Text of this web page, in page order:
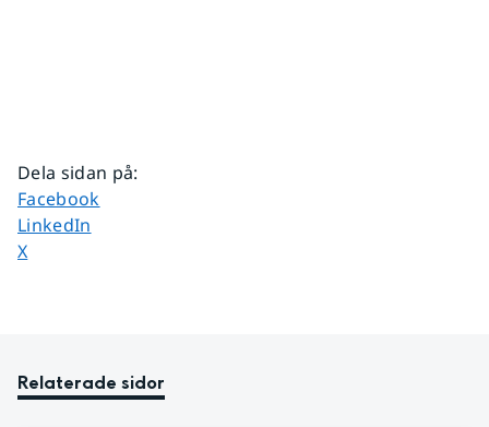
Dela sidan på:
Dela sidan på
Facebook
Dela sidan på
LinkedIn
Dela sidan på
X
Relaterade sidor